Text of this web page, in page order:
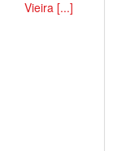
Vieira [...]